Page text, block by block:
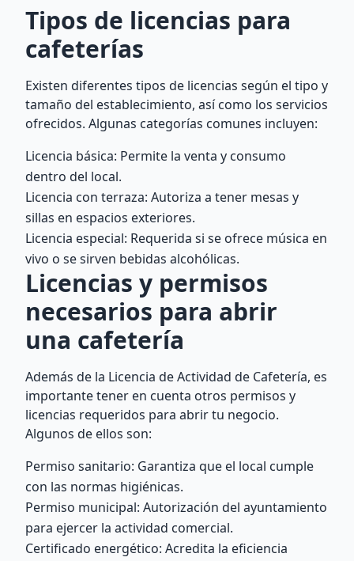
Tipos de licencias para
cafeterías
Existen diferentes tipos de licencias según el tipo y
tamaño del establecimiento, así como los servicios
ofrecidos. Algunas categorías comunes incluyen:
Licencia básica: Permite la venta y consumo
dentro del local.
Licencia con terraza: Autoriza a tener mesas y
sillas en espacios exteriores.
Licencia especial: Requerida si se ofrece música en
vivo o se sirven bebidas alcohólicas.
Licencias y permisos
necesarios para abrir
una cafetería
Además de la Licencia de Actividad de Cafetería, es
importante tener en cuenta otros permisos y
licencias requeridos para abrir tu negocio.
Algunos de ellos son:
Permiso sanitario: Garantiza que el local cumple
con las normas higiénicas.
Permiso municipal: Autorización del ayuntamiento
para ejercer la actividad comercial.
Certificado energético: Acredita la eficiencia